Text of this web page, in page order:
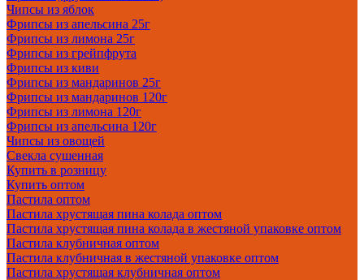
Чипсы из яблок
Фрипсы из апельсина 25г
Фрипсы из лимона 25г
Фрипсы из грейпфрута
Фрипсы из киви
Фрипсы из мандаринов 25г
Фрипсы из мандаринов 120г
Фрипсы из лимона 120г
Фрипсы из апельсина 120г
Чипсы из овощей
Свекла сушенная
Купить в розницу
Купить оптом
Пастила оптом
Пастила хрустящая пина колада оптом
Пастила хрустящая пина колада в жестяной упаковке оптом
Пастила клубничная оптом
Пастила клубничная в жестяной упаковке оптом
Пастила хрустящая клубничная оптом